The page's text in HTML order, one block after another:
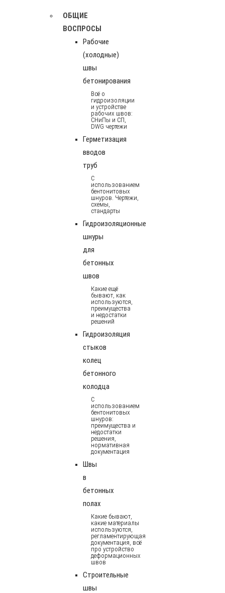
ОБЩИЕ
ВОСПРОСЫ
Рабочие
(холодные)
швы
бетонирования
Всё о
гидроизоляции
и устройстве
рабочих швов:
СНиПы и СП,
DWG чертежи
Герметизация
вводов
труб
С
использованием
бентонитовых
шнуров. Чертежи,
схемы,
стандарты
Гидроизоляционные
шнуры
для
бетонных
швов
Какие ещё
бывают, как
используются,
преимущества
и недостатки
решений
Гидроизоляция
стыков
колец
бетонного
колодца
С
использованием
бентонитовых
шнуров:
преимущества и
недостатки
решения,
нормативная
документация
Швы
в
бетонных
полах
Какие бывают,
какие материалы
используются,
регламентирующая
документация, всё
про устройство
деформационных
швов
Строительные
швы